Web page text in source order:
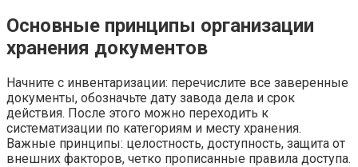
Основные принципы организации
хранения документов
Начните с инвентаризации: перечислите все заверенные
документы, обозначьте дату завода дела и срок
действия. После этого можно переходить к
систематизации по категориям и месту хранения.
Важные принципы: целостность, доступность, защитa от
внешних факторов, четко прописанные правила доступа.